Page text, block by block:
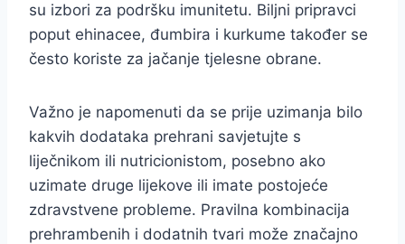
su izbori za podršku imunitetu. Biljni pripravci
poput ehinacee, đumbira i kurkume također se
često koriste za jačanje tjelesne obrane.
Važno je napomenuti da se prije uzimanja bilo
kakvih dodataka prehrani savjetujte s
liječnikom ili nutricionistom, posebno ako
uzimate druge lijekove ili imate postojeće
zdravstvene probleme. Pravilna kombinacija
prehrambenih i dodatnih tvari može značajno